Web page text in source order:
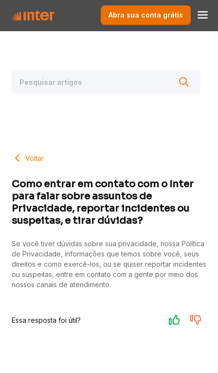
Abra sua conta grátis
Voltar
Como entrar em contato com o Inter
para falar sobre assuntos de
Privacidade, reportar incidentes ou
suspeitas, e tirar dúvidas?
Se você tiver dúvidas sobre sua privacidade, nossa Política
de Privacidade, informações que temos sobre você, seus
direitos e como exercê-los, ou se quiser reportar incidentes
ou suspeitas, entre em contato com a gente por meio dos
nossos canais de atendimento.
Essa resposta foi útil?